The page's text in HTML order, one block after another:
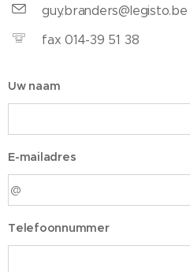
guy.branders@legisto.be
fax 014-39 51 38
Uw naam
E-mailadres
Telefoonnummer